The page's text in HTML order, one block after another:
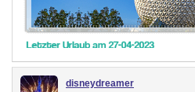
disneydreamer